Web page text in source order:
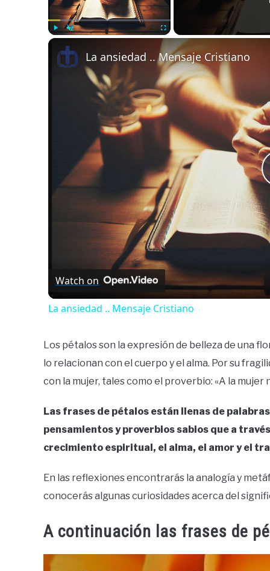
La ansiedad .. Mensaje Cristiano
Watch on
La ansiedad .. Mensaje Cristiano
Los pétalos son la expresión de belleza de una
lo relacionan con el cuerpo y el alma. Por su
con la mujer, tales como el proverbio: «A la mujer
Las frases de pétalos están llenas de
pensamientos y proverbios sabios que a
crecimiento espiritual, el alma, el amor y el
En las reflexiones encontrarás la analogía y
conocerás algunas curiosidades acerca del
A continuación las frases de